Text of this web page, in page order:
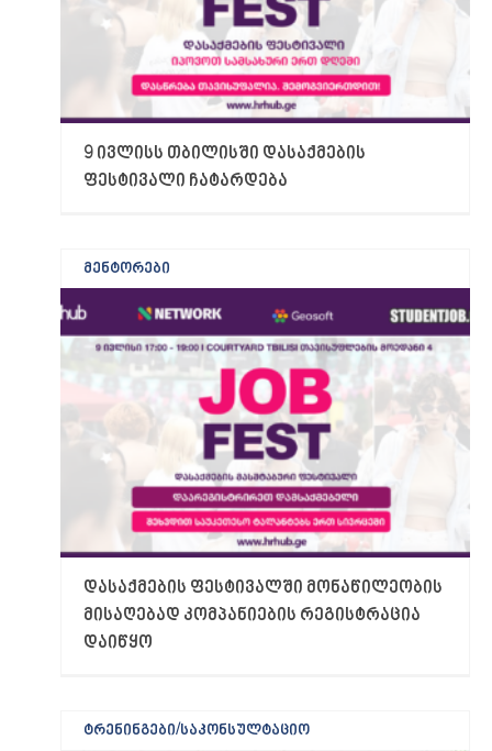
9 ივლისს თბილისში დასაქმების
ფესტივალი ჩატარდება
მენტორები
დასაქმების ფესტივალში მონაწილეობის
მისაღებად კომპანიების რეგისტრაცია
დაიწყო
ტრენინგები/საკონსულტაციო